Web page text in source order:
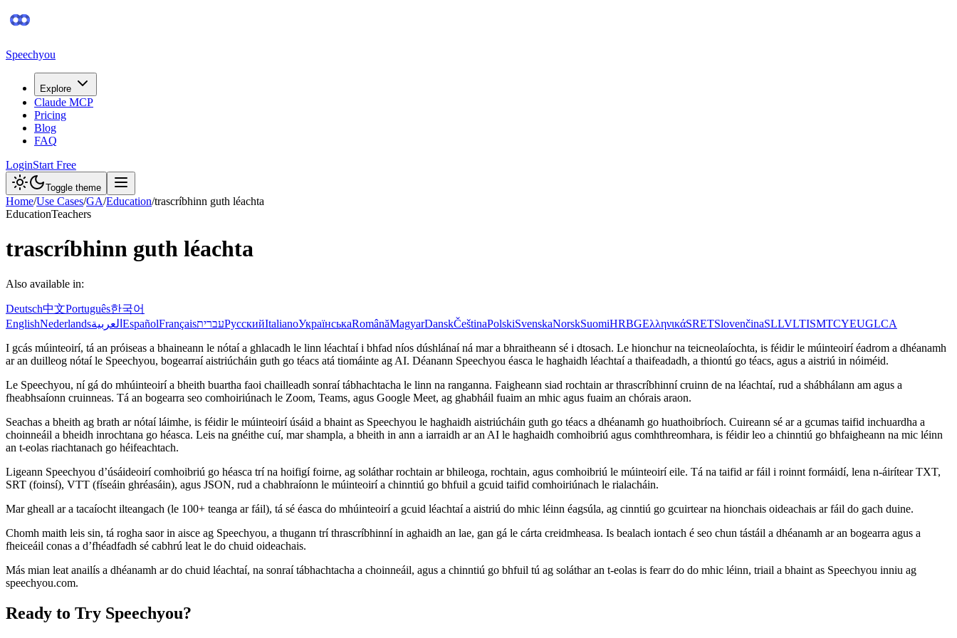
Speechyou
Explore
Claude MCP
Pricing
Blog
FAQ
LoginStart Free
Toggle theme
Home/Use Cases/GA/Education/trascríbhinn guth léachta
EducationTeachers
trascríbhinn guth léachta
Also available in:
Deutsch中文Português한국어
EnglishNederlandsالعربية EspañolFrançaisעבריתРусскийItalianoУкраїнськаRomânăMagyarDanskČeštinaPolskiSvenskaNorskSuomiHRBGΕλληνικάSRETSlovenčinaSLLVLTISMTCYEUGLCA
I gcás múinteoirí, tá an próiseas a bhaineann le nótaí a ghlacadh le linn léachtaí i bhfad níos dúshlánaí ná mar a bhraitheann sé i dtosach. Le hionchur na teicneolaíochta, is féidir le múinteoirí éadrom a dhéanamh
ar an duilleog nótaí le Speechyou, bogearraí aistriúcháin guth go téacs atá tiomáinte ag AI. Déanann Speechyou éasca le haghaidh léachtaí a thaifeadadh, a thiontú go téacs, agus a aistriú in nóiméid.
Le Speechyou, ní gá do mhúinteoirí a bheith buartha faoi chailleadh sonraí tábhachtacha le linn na ranganna. Faigheann siad rochtain ar thrascríbhinní cruinn de na léachtaí, rud a shábhálann am agus a
fheabhsaíonn cruinneas. Tá an bogearra seo comhoiriúnach le Zoom, Teams, agus Google Meet, ag ghabháil fuaim an mhic agus fuaim an chórais araon.
Seachas a bheith ag brath ar nótaí láimhe, is féidir le múinteoirí úsáid a bhaint as Speechyou le haghaidh aistriúcháin guth go téacs a dhéanamh go huathoibríoch. Cuireann sé ar a gcumas taifid inchuardha a
choinneáil a bheidh inrochtana go héasca. Leis na gnéithe cuí, mar shampla, a bheith in ann a iarraidh ar an AI le haghaidh comhoibriú agus comhthreomhara, is féidir leo a chinntiú go bhfaigheann na mic léinn
an t-eolas riachtanach go héifeachtach.
Ligeann Speechyou d’úsáideoirí comhoibriú go héasca trí na hoifigí foirne, ag soláthar rochtain ar bhileoga, rochtain, agus comhoibriú le múinteoirí eile. Tá na taifid ar fáil i roinnt formáidí, lena n-áirítear TXT,
SRT (foinsí), VTT (físeáin ghréasáin), agus JSON, rud a chabhraíonn le múinteoirí a chinntiú go bhfuil a gcuid taifid comhoiriúnach le rialacháin.
Mar gheall ar a tacaíocht ilteangach (le 100+ teanga ar fáil), tá sé éasca do mhúinteoirí a gcuid léachtaí a aistriú do mhic léinn éagsúla, ag cinntiú go gcuirtear na hionchais oideachais ar fáil do gach duine.
Chomh maith leis sin, tá rogha saor in aisce ag Speechyou, a thugann trí thrascríbhinní in aghaidh an lae, gan gá le cárta creidmheasa. Is bealach iontach é seo chun tástáil a dhéanamh ar an bogearra agus a
fheiceáil conas a d’fhéadfadh sé cabhrú leat le do chuid oideachais.
Más mian leat anailís a dhéanamh ar do chuid léachtaí, na sonraí tábhachtacha a choinneáil, agus a chinntiú go bhfuil tú ag soláthar an t-eolas is fearr do do mhic léinn, triail a bhaint as Speechyou inniu ag
speechyou.com.
Ready to Try Speechyou?